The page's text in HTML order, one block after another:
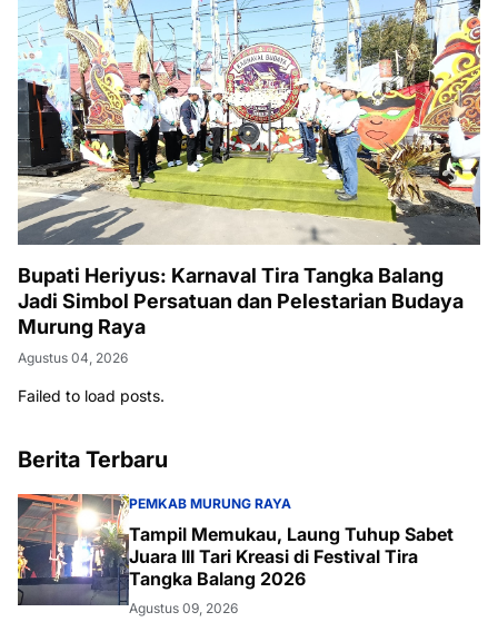
Bupati Heriyus: Karnaval Tira Tangka Balang
Jadi Simbol Persatuan dan Pelestarian Budaya
Murung Raya
Agustus 04, 2026
Failed to load posts.
Berita Terbaru
PEMKAB MURUNG RAYA
Tampil Memukau, Laung Tuhup Sabet
Juara III Tari Kreasi di Festival Tira
Tangka Balang 2026
Agustus 09, 2026